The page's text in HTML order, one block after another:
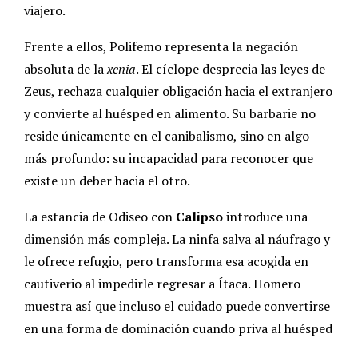
viajero.
Frente a ellos, Polifemo representa la negación
absoluta de laxenia. El cíclope desprecia las leyes de
Zeus, rechaza cualquier obligación hacia el extranjero
y convierte al huésped en alimento. Su barbarie no
reside únicamente en el canibalismo, sino en algo
más profundo: su incapacidad para reconocer que
existe un deber hacia el otro.
La estancia de Odiseo con Calipsointroduce una
dimensión más compleja. La ninfa salva al náufrago y
le ofrece refugio, pero transforma esa acogida en
cautiverio al impedirle regresar a Ítaca. Homero
muestra así que incluso el cuidado puede convertirse
en una forma de dominación cuando priva al huésped